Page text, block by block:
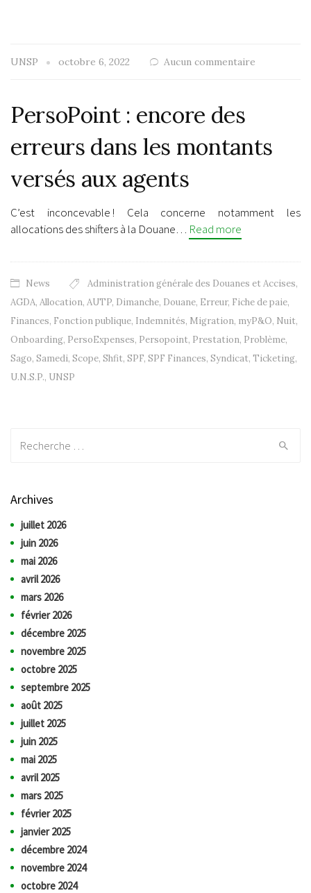
UNSP octobre 6, 2022 Aucun commentaire
PersoPoint : encore des
erreurs dans les montants
versés aux agents
C’est inconcevable ! Cela concerne notamment les
allocations des shifters à la Douane… Read more
News Administration générale des Douanes et Accises,
AGDA, Allocation, AUTP, Dimanche, Douane, Erreur, Fiche de paie,
Finances, Fonction publique, Indemnités, Migration, myP&O, Nuit,
Onboarding, PersoExpenses, Persopoint, Prestation, Problème,
Sago, Samedi, Scope, Shfit, SPF, SPF Finances, Syndicat, Ticketing,
U.N.S.P., UNSP
Archives
juillet 2026
juin 2026
mai 2026
avril 2026
mars 2026
février 2026
décembre 2025
novembre 2025
octobre 2025
septembre 2025
août 2025
juillet 2025
juin 2025
mai 2025
avril 2025
mars 2025
février 2025
janvier 2025
décembre 2024
novembre 2024
octobre 2024